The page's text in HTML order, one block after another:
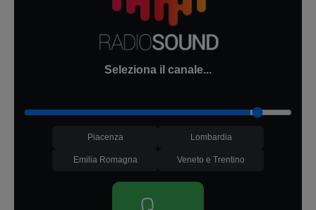
Seleziona il canale...
Piacenza Lombardia
Emilia Romagna Veneto e Trentino